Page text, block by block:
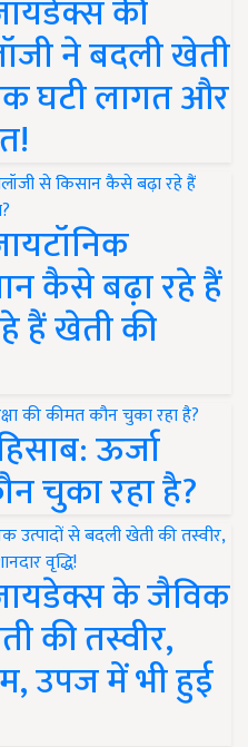
की
ने बदली खेती
घटी लागत और
कैसे बढ़ा रहे हैं
हैं खेती की
ऊर्जा
चुका रहा है?
के जैविक
की तस्वीर,
उपज में भी हुई